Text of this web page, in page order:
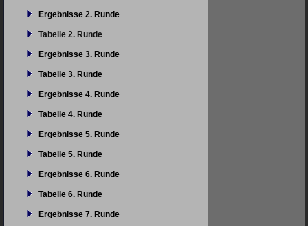
Ergebnisse 2. Runde
Tabelle 2. Runde
Ergebnisse 3. Runde
Tabelle 3. Runde
Ergebnisse 4. Runde
Tabelle 4. Runde
Ergebnisse 5. Runde
Tabelle 5. Runde
Ergebnisse 6. Runde
Tabelle 6. Runde
Ergebnisse 7. Runde